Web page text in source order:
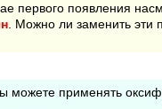
первого появления
. Можно ли заменить эти
можете применять